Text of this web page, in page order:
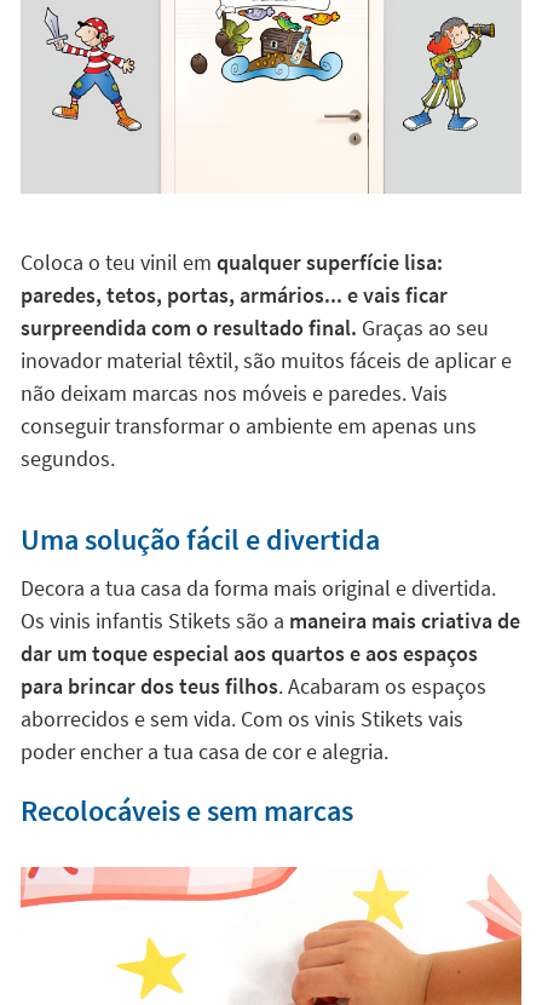
Coloca o teu vinil em qualquer superfície lisa:
paredes, tetos, portas, armários... e vais ficar
surpreendida com o resultado final. Graças ao seu
inovador material têxtil, são muitos fáceis de aplicar e
não deixam marcas nos móveis e paredes. Vais
conseguir transformar o ambiente em apenas uns
segundos.
Uma solução fácil e divertida
Decora a tua casa da forma mais original e divertida.
Os vinis infantis Stikets são a maneira mais criativa de
dar um toque especial aos quartos e aos espaços
para brincar dos teus filhos. Acabaram os espaços
aborrecidos e sem vida. Com os vinis Stikets vais
poder encher a tua casa de cor e alegria.
Recolocáveis e sem marcas